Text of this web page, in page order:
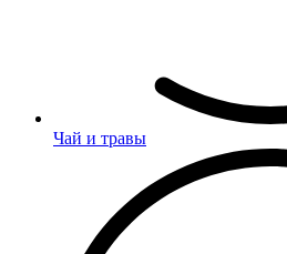
Чай и травы